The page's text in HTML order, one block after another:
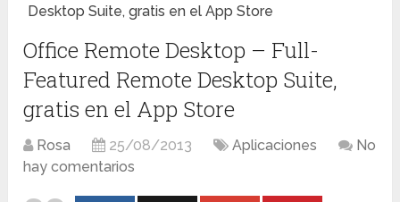
Desktop Suite, gratis en el App Store
Office Remote Desktop – Full-
Featured Remote Desktop Suite,
gratis en el App Store
Rosa 25/08/2013 Aplicaciones
No
hay comentarios